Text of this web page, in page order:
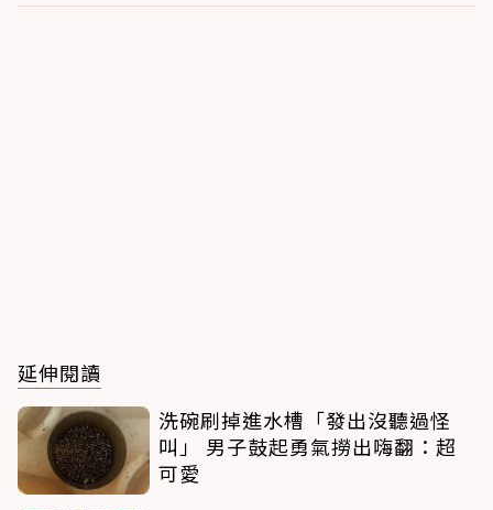
延伸閱讀
洗碗刷掉進水槽「發出沒聽過怪
叫」 男子鼓起勇氣撈出嗨翻：超
可愛